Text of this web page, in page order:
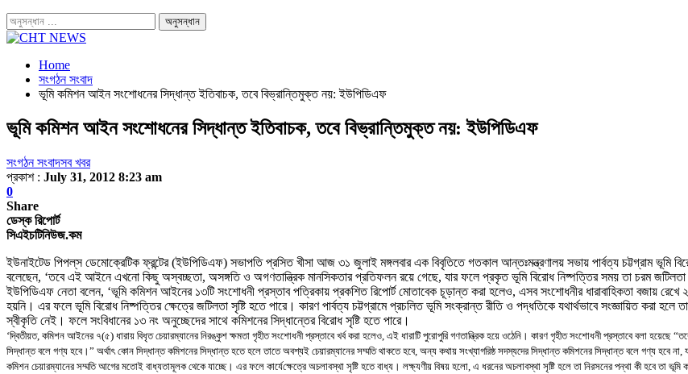
Home
সংগঠন সংবাদ
ভূমি কমিশন আইন সংশোধনের সিদ্ধান্ত ইতিবাচক, তবে বিভ্রান্তিমুক্ত নয়: ইউপিডিএফ
ভূমি কমিশন আইন সংশোধনের সিদ্ধান্ত ইতিবাচক, তবে বিভ্রান্তিমুক্ত নয়: ইউপিডিএফ
সংগঠন সংবাদসব খবর
প্রকাশ : July 31, 2012 8:23 am
0
Share
ডেস্ক রিপোর্ট
সিএইচটিনিউজ.কম
ইউনাইটেড পিপল্‌স ডেমোক্রেটিক ফ্রন্টের (ইউপিডিএফ) সভাপতি প্রসিত খীসা আজ ৩১ জুলাই মঙ্গলবার এক বিবৃতিতে গতকাল আন্তঃমন্ত্রণালয় সভায় পার্বত্য চট্টগ্রাম ভূমি
বলেছেন, ‘তবে এই আইনে এখনো কিছু অস্বচ্ছতা, অসঙ্গতি ও অগণতান্ত্রিক মানসিকতার প্রতিফলন রয়ে গেছে, যার ফলে প্রকৃত ভূমি বিরোধ নিষ্পত্তির সময় তা চরম জটিলতা
ইউপিডিএফ নেতা বলেন, ‘ভূমি কমিশন আইনের ১৩টি সংশোধনী প্রস্তাব পত্রিকায় প্রকশিত রিপোর্ট মোতাবেক চূড়ান্ত করা হলেও, এসব সংশোধনীর ধারাবাহিকতা বজায় রেখে
হয়নি। এর ফলে ভূমি বিরোধ নিষ্পত্তিরক্ষেত্রে জটিলতা সৃষ্টি হতে পারে। কারণ পার্বত্য চট্টগ্রামে প্রচলিত ভূমি সংক্রান্ত রীতি ও পদ্ধতিকে যথার্থভাবে সংজ্ঞায়িত করা
স্বীকৃতি নেই । ফলে সংবিধানের ১৩ নং অনুচ্ছেদের সাথে কমিশনের সিদ্ধান্তের বিরোধ সৃষ্টি হতে পারে।
‘দ্বিতীয়ত, কমিশন আইনের ৭(৫) ধারায় বিধৃত চেয়ারম্যানের নিরঙ্কুশ ক্ষমতা গৃহীত সংশোধনী প্রস্তাবে খর্ব করা হলেও এই ধারাটি পুরোপুরি গণতান্ত্রিক হয়ে ওঠেনি । কারণ গৃহীত সংশোধনী প্রস্তাবে বলা হয়েছে
সিদ্ধান্ত বলে গণ্য হবে ।” অর্থাৎ কোন সিদ্ধান্ত কমিশনের সিদ্ধান্ত হতে হলে তাতে অবশ্যই চেয়ারম্যানের সম্মতি থাকতে হবে অন্য কথায় সংখ্যাগরিষ্ঠ সদস্যদের সিদ্ধান্ত কমিশনের সিদ্ধান্ত বলে গণ্য হবে না
কমিশন চেয়ারম্যানের সম্মতি আগের মতোই বাধ্যতামূলক থেকে যাচ্ছে। এর ফলে কার্যেক্ষেত্রে অচলাবস্থা সৃষ্টি হতে বাধ্য । লক্ষ্যণীয় বিষয় হলো এ ধরনের অচলাবস্থা সৃষ্টি হলে তা নিরসনের পন্থা কী হবে তা